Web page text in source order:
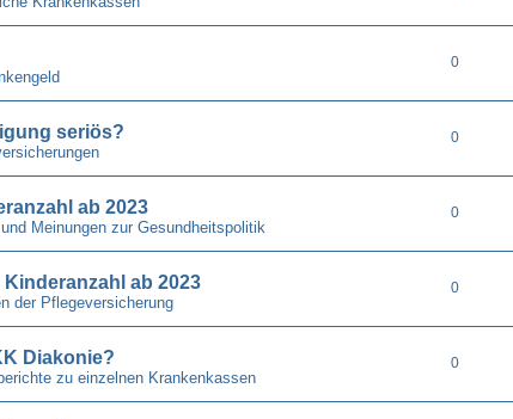
0
seriös? 0
ab 2023
Meinungen zur Gesundheitspolitik
0
ab 2023
der Pflegeversicherung
0
Diakonie?
zu einzelnen Krankenkassen
0